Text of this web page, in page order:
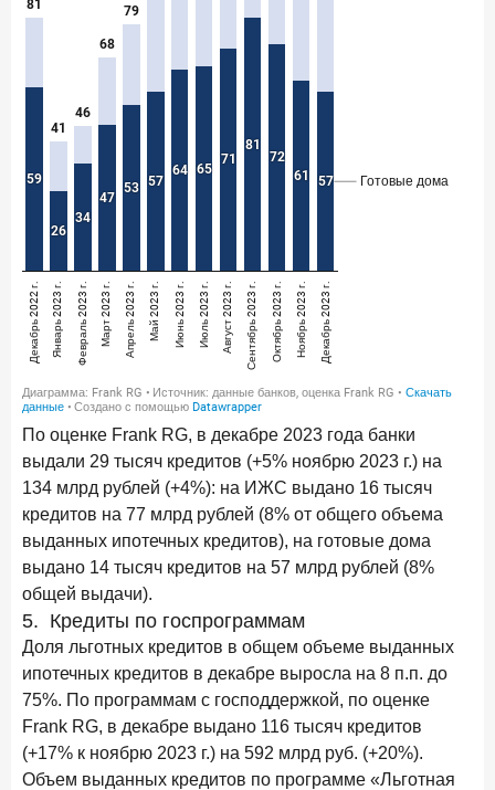
По оценке Frank RG, в декабре 2023 года банки
выдали 29 тысяч кредитов (+5% ноябрю 2023 г.) на
134 млрд рублей (+4%): на ИЖС выдано 16 тысяч
кредитов на 77 млрд рублей (8% от общего объема
выданных ипотечных кредитов), на готовые дома
выдано 14 тысяч кредитов на 57 млрд рублей (8%
общей выдачи).
5. Кредиты по госпрограммам
Доля льготных кредитов в общем объеме выданных
ипотечных кредитов в декабре выросла на 8 п.п. до
75%. По программам с господдержкой, по оценке
Frank RG, в декабре выдано 116 тысяч кредитов
(+17% к ноябрю 2023 г.) на 592 млрд руб. (+20%).
Объем выданных кредитов по программе «Льготная